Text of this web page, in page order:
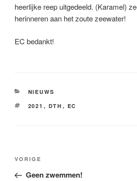
heerlijke reep uitgedeeld. (Karamel)
herinneren aan het zoute zeewater!
EC bedankt!
CATEGORIEËN
NIEUWS
TAGS
2021 , DTH , EC
Bericht
Vorig
bericht
VORIGE
Geen zwemmen!